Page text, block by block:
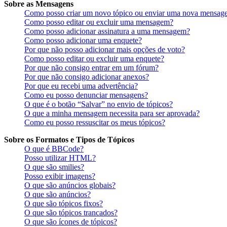
Sobre as Mensagens
Como posso criar um novo tópico ou enviar uma nova
Como posso editar ou excluir uma mensagem?
Como posso adicionar assinatura a uma mensagem?
Como posso adicionar uma enquete?
Por que não posso adicionar mais opções de voto?
Como posso editar ou excluir uma enquete?
Por que não consigo entrar em um fórum?
Por que não consigo adicionar anexos?
Por que eu recebi uma advertência?
Como eu posso denunciar mensagens?
O que é o botão “Salvar” no envio de tópicos?
O que a minha mensagem necessita para ser aprovada?
Como eu posso ressuscitar os meus tópicos?
Sobre os Formatos e Tipos de Tópicos
O que é BBCode?
Posso utilizar HTML?
O que são smilies?
Posso exibir imagens?
O que são anúncios globais?
O que são anúncios?
O que são tópicos fixos?
O que são tópicos trancados?
O que são ícones de tópicos?